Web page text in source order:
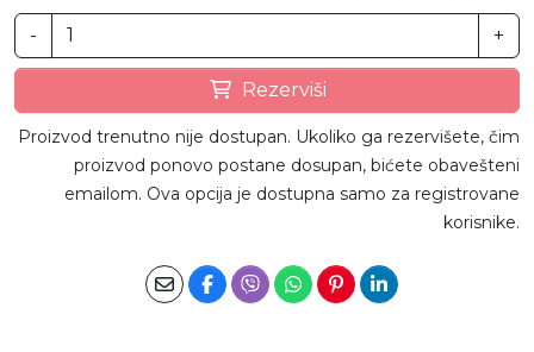
- +
Rezerviši
Proizvod trenutno nije dostupan. Ukoliko ga rezervišete, čim
proizvod ponovo postane dosupan, bićete obavešteni
emailom. Ova opcija je dostupna samo za registrovane
korisnike.